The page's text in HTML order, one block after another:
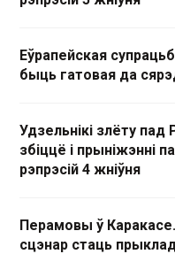
Еўрапейская
быць гатовая да
Удзельнікі злёту пад
збіццё і прыніжэнні
рэпрэсій 4 жніўня
Перамовы ў
сцэнар стаць